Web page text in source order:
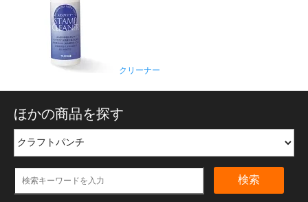
クリーナー
ほかの商品を探す
検索